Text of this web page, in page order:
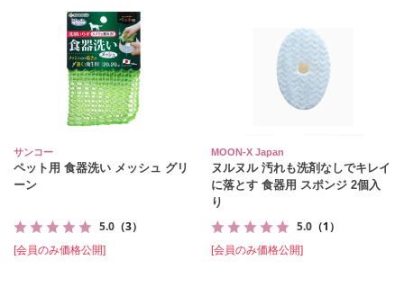
サンコー
ペット用 食器洗い メッシュ グリ
ーン
5.0 （3）
[会員のみ価格公開]
MOON-X Japan
ヌルヌル 汚れも洗剤なしでキレイ
に落とす 食器用 スポンジ 2個入
り
5.0 （1）
[会員のみ価格公開]